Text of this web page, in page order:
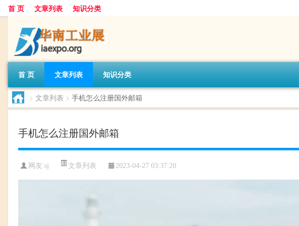
首 页 文章列表 知识分类
首 页 文章列表 知识分类
> 文章列表 > 手机怎么注册国外邮箱
手机怎么注册国外邮箱
网友:sj 文章列表 2023-04-27 03:37:20